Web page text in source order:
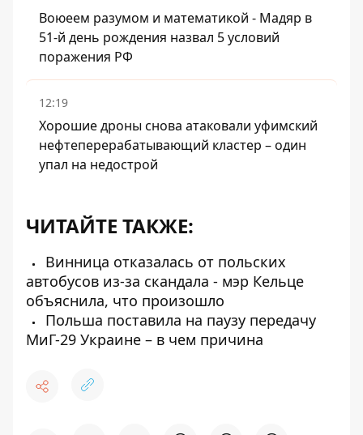
Воюеем разумом и математикой - Мадяр в
51-й день рождения назвал 5 условий
поражения РФ
12:19
Хорошие дроны снова атаковали уфимский
нефтеперерабатывающий кластер – один
упал на недострой
ЧИТАЙТЕ ТАКЖЕ:
Винница отказалась от польских
автобусов из-за скандала - мэр Кельце
объяснила, что произошло
Польша поставила на паузу передачу
МиГ-29 Украине – в чем причина